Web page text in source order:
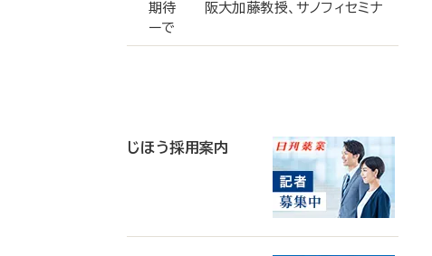
期待 阪大加藤教授、サノフィセミナ
ーで
じほう採用案内